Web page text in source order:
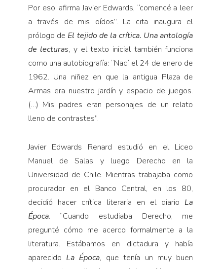
Por eso, afirma Javier Edwards, “comencé a leer
a través de mis oídos”. La cita inaugura el
prólogo de El tejido de la crítica. Una antología
de lecturas, y el texto inicial también funciona
como una autobiografía: “Nací el 24 de enero de
1962. Una niñez en que la antigua Plaza de
Armas era nuestro jardín y espacio de juegos.
(…) Mis padres eran personajes de un relato
lleno de contrastes”.
Javier Edwards Renard estudió en el Liceo
Manuel de Salas y luego Derecho en la
Universidad de Chile. Mientras trabajaba como
procurador en el Banco Central, en los 80,
decidió hacer crítica literaria en el diario La
Época. “Cuando estudiaba Derecho, me
pregunté cómo me acerco formalmente a la
literatura. Estábamos en dictadura y había
aparecido La Época, que tenía un muy buen